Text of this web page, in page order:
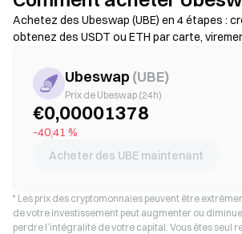
Achetez des Ubeswap (UBE) en 4 étapes :
obtenez des USDT ou ETH par carte,
plateforme décentralisée. Comparez les
financement, vérifiez les frais de gas et le
valider, et découvrez comment sécuriser
Disponibilité et frais variables selon le
Ubeswap (UBE)
Prix de Ubeswap (24h)
€0,00001378
-40,41 %
Acheter des UBE maintenant
* Les prix des cryptomonnaies peuvent être
de votre investissement peut augmenter ou
perdre l’intégralité de votre capital. Vous êtes seul